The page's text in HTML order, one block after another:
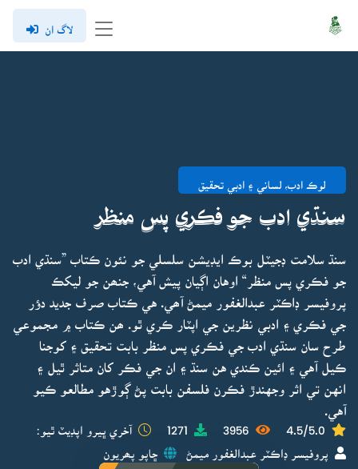
لاگ ان
لوڪ ادب، لساني ۽ ادبي تحقيق
سنڌي ادب جو فڪري پس منظر
سنڌ سلامت ڊجيٽل بوڪ ايڊيشن سلسلي جو نئون ڪتاب ”سنڌي ادب
جو فڪري پس منظر“ اوهان اڳيان پيش آهي، جنھن جو ليکڪ
پروفيسر ڊاڪٽر عبدالغفور ميمڻ آھي. هي ڪتاب صرف جديد دؤر
جي فڪري ۽ ادبي نظرين جي اپٽار ڪري ٿو. ھن ڪتاب ۾ مجموعي
طرح سان سنڌي ادب جي فڪري پس منظر بابت تحقيق ۽ کوجنا
ڪيل آهي ۽ ائين ڪندي هن سنڌ ۽ ان جي فڪر کان متاثر ٿيل ۽
انهن تي اثر وجهندڙ فڪرن فلسفن بابت پڻ ڳوڙهو مطالعو ڪيو
آهي.
4.5/5.0
3956
1271 آخري ڀيرو اپڊيٽ ٿيو:
پروفيسر ڊاڪٽر عبدالغفور ميمڻ ڇاپو پھريون